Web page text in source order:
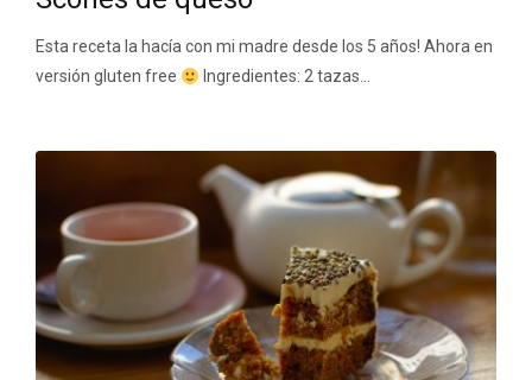
Esta receta la hacía con mi madre desde los 5 años! Ahora en
versión gluten free
Ingredientes: 2 tazas…